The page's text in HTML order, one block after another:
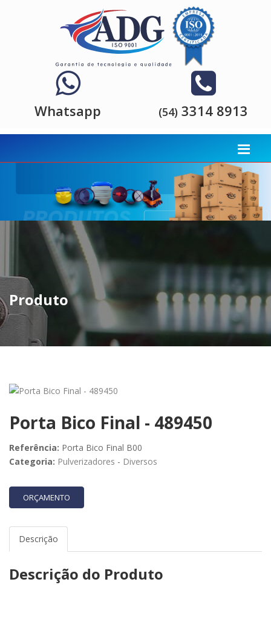
Whatsapp (54) 3314 8913
Produto
Porta Bico Final - 489450
Referência: Porta Bico Final B00
Categoria: Pulverizadores - Diversos
ORÇAMENTO
Descrição
Descrição do Produto